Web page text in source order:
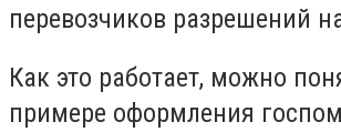
перевозчиков разрешений
Как это работает, можно
примере оформления